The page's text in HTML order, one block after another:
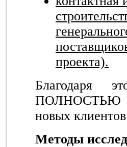
проекта).
Благодаря
ПОЛНОСТЬЮ
новых
Методы